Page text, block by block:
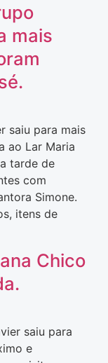
mais
saiu para mais
ao Lar Maria
tarde de
com
Simone.
itens de
Chico
saiu para
e